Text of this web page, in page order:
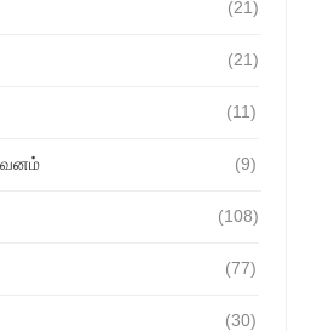
(21)
(21)
(11)
வனம் (9)
(108)
(77)
(30)